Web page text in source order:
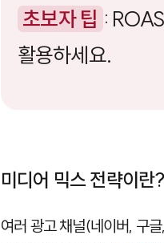
초보자 팁 :
활용하세요.
미디어 믹스 전략이란?
여러 광고 채널(네이버, 구